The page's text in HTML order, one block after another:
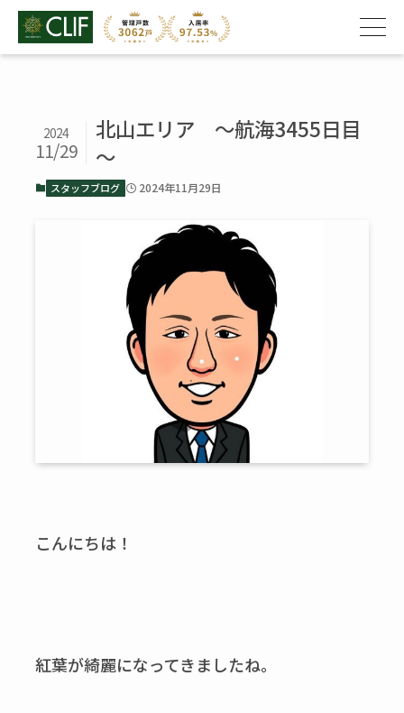
北山エリア ～航海3455日目
～
2024
11/29
スタッフブログ 2024年11月29日
こんにちは！
紅葉が綺麗になってきましたね。